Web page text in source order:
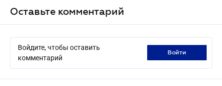
Оставьте комментарий
Войдите, чтобы оставить
комментарий
войти